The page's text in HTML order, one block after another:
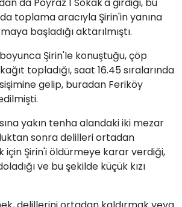
da Poyraz 1 Sokak'a girdiği, bu
toplama aracıyla Şirin'in yanına
başladığı aktarılmıştı.
Şirin'le konuştuğu, çöp
topladığı, saat 16.45 sıralarında
gelip, buradan Feriköy
yakın tenha alandaki iki mezar
sonra delilleri ortadan
için Şirin'i öldürmeye karar verdiği,
ve bu şekilde küçük kızı